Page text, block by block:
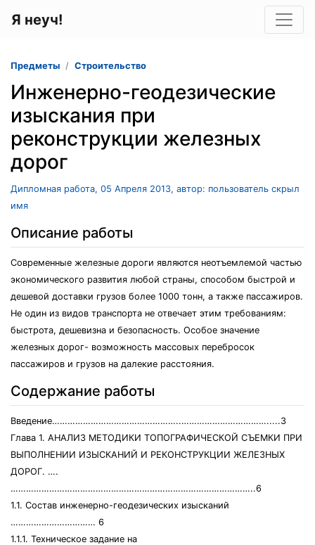
Я неуч!
Предметы Строительство
Инженерно-геодезические
изыскания при
реконструкции железных
дорог
Дипломная работа, 05 Апреля 2013, автор: пользователь скрыл
имя
Описание работы
Современные железные дороги являются неотъемлемой частью
экономического развития любой страны, способом быстрой и
дешевой доставки грузов более 1000 тонн, а также пассажиров.
Не один из видов транспорта не отвечает этим требованиям:
быстрота, дешевизна и безопасность. Особое значение
железных дорог- возможность массовых перебросок
пассажиров и грузов на далекие расстояния.
Содержание работы
Введение…………………………………………..…………………………….....3
Глава 1. АНАЛИЗ МЕТОДИКИ ТОПОГРАФИЧЕСКОЙ СЪЕМКИ ПРИ
ВЫПОЛНЕНИИ ИЗЫСКАНИЙ И РЕКОНСТРУКЦИИ ЖЕЛЕЗНЫХ
ДОРОГ. ….
…………………………………………………………………………………..6
1.1. Состав инженерно-геодезических изысканий
…………………………… 6
1.1.1. Техническое задание на